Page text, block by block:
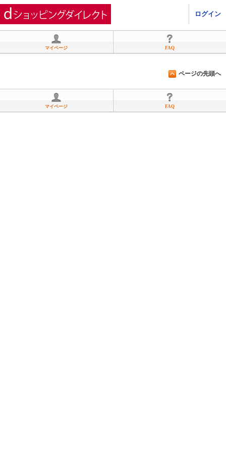
ログイン
マイページ FAQ
ページの先頭へ
マイページ FAQ